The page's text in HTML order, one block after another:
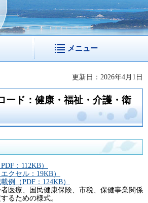
メニュー
更新日：2026年4月1日
ード：健康・福祉・介護・衛
：112KB）
クセル：19KB）
例（PDF：124KB）
医療、国民健康保険、市税、保健事業関係
るための様式。